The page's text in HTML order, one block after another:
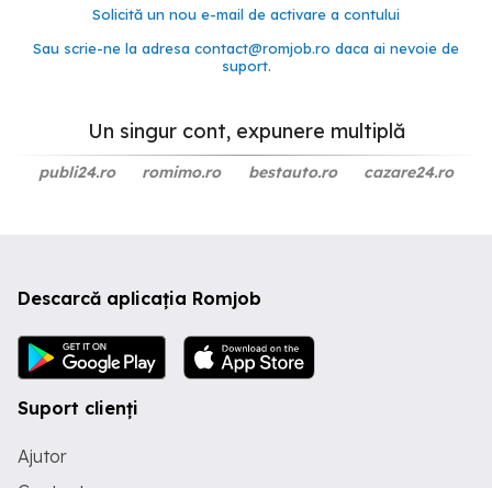
Solicită un nou e-mail de activare a contului
Sau scrie-ne la adresa contact@romjob.ro daca ai nevoie de
suport.
Un singur cont, expunere multiplă
publi24.ro romimo.ro bestauto.ro cazare24.ro
Descarcă aplicația Romjob
Suport clienți
Ajutor